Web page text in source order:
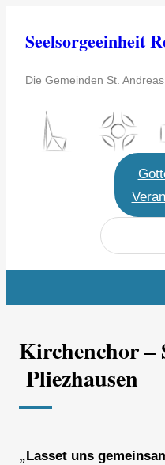
InhaltSeelsorgeeinheit
Die Gemeinden St.
S
u
c
n
Kirchenchor –
Pliezhausen
„Lasset uns